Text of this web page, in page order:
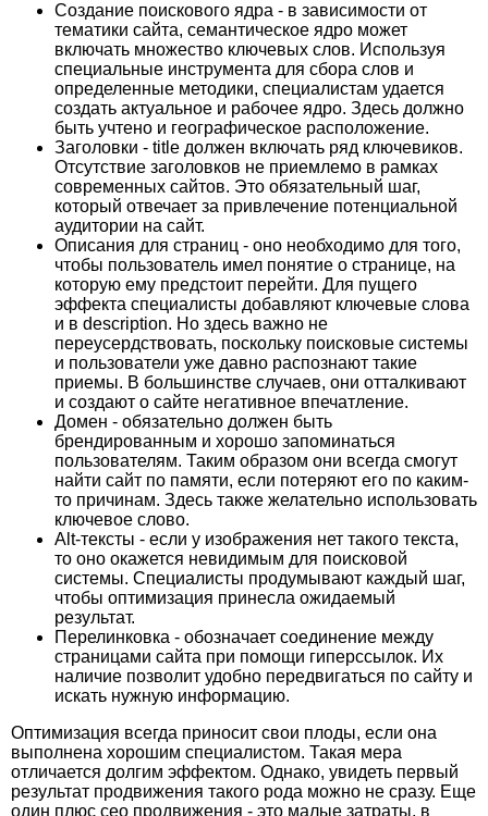
Создание поискового ядра - в зависимости от
тематики сайта, семантическое ядро может
включать множество ключевых слов. Используя
специальные инструмента для сбора слов и
определенные методики, специалистам удается
создать актуальное и рабочее ядро. Здесь должно
быть учтено и географическое расположение.
Заголовки - title должен включать ряд ключевиков.
Отсутствие заголовков не приемлемо в рамках
современных сайтов. Это обязательный шаг,
который отвечает за привлечение потенциальной
аудитории на сайт.
Описания для страниц - оно необходимо для того,
чтобы пользователь имел понятие о странице, на
которую ему предстоит перейти. Для пущего
эффекта специалисты добавляют ключевые слова
и в description. Но здесь важно не
переусердствовать, поскольку поисковые системы
и пользователи уже давно распознают такие
приемы. В большинстве случаев, они отталкивают
и создают о сайте негативное впечатление.
Домен - обязательно должен быть
брендированным и хорошо запоминаться
пользователям. Таким образом они всегда смогут
найти сайт по памяти, если потеряют его по каким-
то причинам. Здесь также желательно использовать
ключевое слово.
Alt-тексты - если у изображения нет такого текста,
то оно окажется невидимым для поисковой
системы. Специалисты продумывают каждый шаг,
чтобы оптимизация принесла ожидаемый
результат.
Перелинковка - обозначает соединение между
страницами сайта при помощи гиперссылок. Их
наличие позволит удобно передвигаться по сайту и
искать нужную информацию.
Оптимизация всегда приносит свои плоды, если она
выполнена хорошим специалистом. Такая мера
отличается долгим эффектом. Однако, увидеть первый
результат продвижения такого рода можно не сразу. Еще
один плюс сео продвижения - это малые затраты, в